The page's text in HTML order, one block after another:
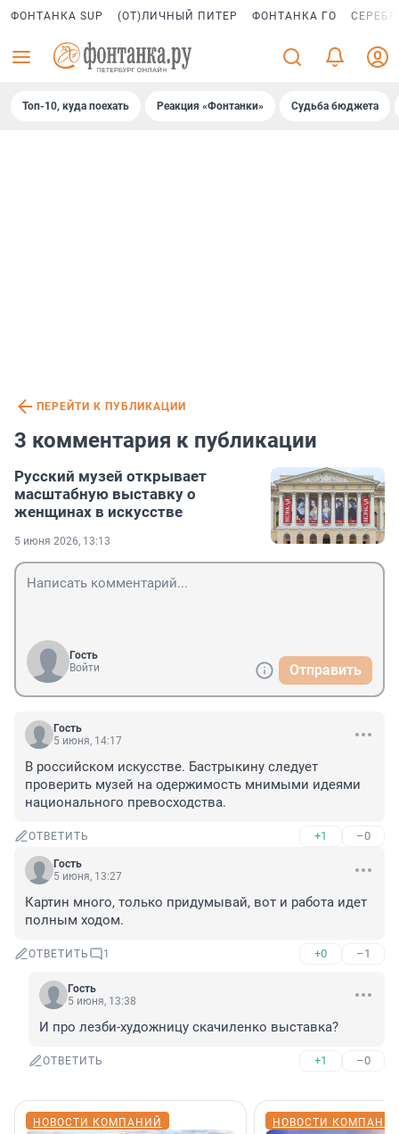
ФОНТАНКА SUP (ОТ)ЛИЧНЫЙ ПИТЕР ФОНТАНКА ГО
Топ-10, куда поехать Реакция «Фонтанки» Судьба бюджета
ПЕРЕЙТИ К ПУБЛИКАЦИИ
3 комментария к публикации
Русский музей открывает
масштабную выставку о
женщинах в искусстве
5 июня 2026, 13:13
Гость
Войти
Отправить
Гость
5 июня, 14:17
В российском искусстве. Бастрыкину следует
проверить музей на одержимость мнимыми идеями
национального превосходства.
ОТВЕТИТЬ +1 –0
Гость
5 июня, 13:27
Картин много, только придумывай, вот и работа идет
полным ходом.
ОТВЕТИТЬ 1 +0 –1
Гость
5 июня, 13:38
И про лезби-художницу скачиленко выставка?
ОТВЕТИТЬ +1 –0
НОВОСТИ КОМПАНИЙ НОВОСТИ